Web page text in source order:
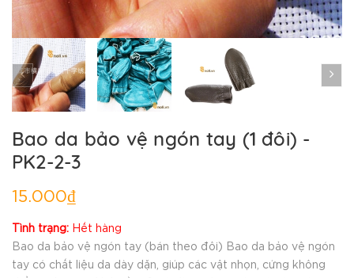
Bao da bảo vệ ngón tay (1 đôi) -
PK2-2-3
15.000₫
Tình trạng: Hết hàng
Bao da bảo vệ ngón tay (bán theo đôi) Bao da bảo vệ ngón
tay có chất liệu da dày dặn, giúp các vật nhọn, cứng không